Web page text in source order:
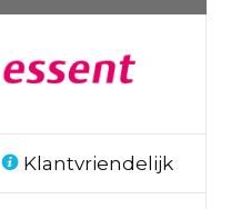
Klantvriendelijk